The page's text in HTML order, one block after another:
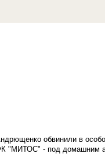
обвинили в
"МИТОС" - под домашним